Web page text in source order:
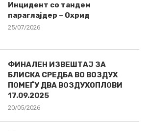
Инцидент со тандем
параглајдер – Охрид
25/07/2026
ФИНАЛЕН ИЗВЕШТАЈ ЗА
БЛИСКА СРЕДБА ВО ВОЗДУХ
ПОМЕЃУ ДВА ВОЗДУХОПЛОВИ
17.09.2025
20/05/2026